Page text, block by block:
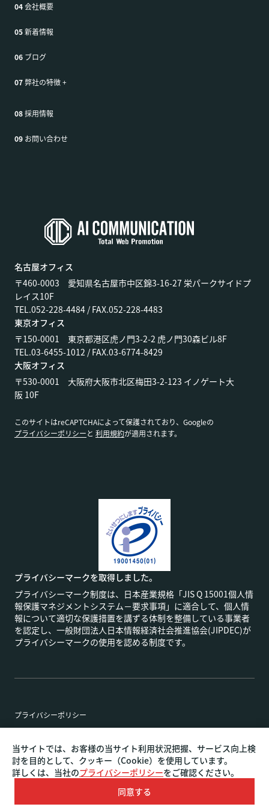
当サイトでは、お客様の当サイト利用状況把握、サービス向上検
討を目的として、クッキー（Cookie）を使用しています。
詳しくは、当社のプライバシーポリシーをご確認ください。
同意する
04会社概要
05新着情報
06 ブログ
07弊社の特徴+
08採用情報
09 お問い合わせ
名古屋オフィス
〒460-0003 愛知県名古屋市中区錦3-16-27 栄パークサイドプ
レイス10F
TEL.052-228-4484 / FAX.052-228-4483
東京オフィス
〒150-0001 東京都港区虎ノ門3-2-2 虎ノ門30森ビル8F
TEL.03-6455-1012 / FAX.03-6774-8429
大阪オフィス
〒530-0001 大阪府大阪市北区梅田3-2-123 イノゲート大
阪 10F
このサイトはreCAPTCHAによって保護されており、Googleの
プライバシーポリシーと 利用規約が適用されます。
プライバシーマークを取得しました。
プライバシーマーク制度は、日本産業規格「JIS Q 15001個人情
報保護マネジメントシステム－要求事項」に適合して、個人情
報について適切な保護措置を講ずる体制を整備している事業者
を認定し、一般財団法人日本情報経済社会推進協会(JIPDEC)が
プライバシーマークの使用を認める制度です。
Copyright©
名古屋・東京・大阪のホームページ制作やリニューアルな
プライバシーポリシー